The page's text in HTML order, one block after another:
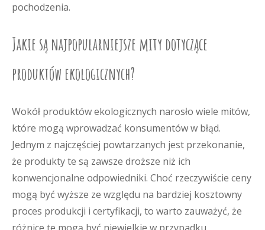
pochodzenia.
Jakie są najpopularniejsze mity dotyczące
produktów ekologicznych?
Wokół produktów ekologicznych narosło wiele mitów,
które mogą wprowadzać konsumentów w błąd.
Jednym z najczęściej powtarzanych jest przekonanie,
że produkty te są zawsze droższe niż ich
konwencjonalne odpowiedniki. Choć rzeczywiście ceny
mogą być wyższe ze względu na bardziej kosztowny
proces produkcji i certyfikacji, to warto zauważyć, że